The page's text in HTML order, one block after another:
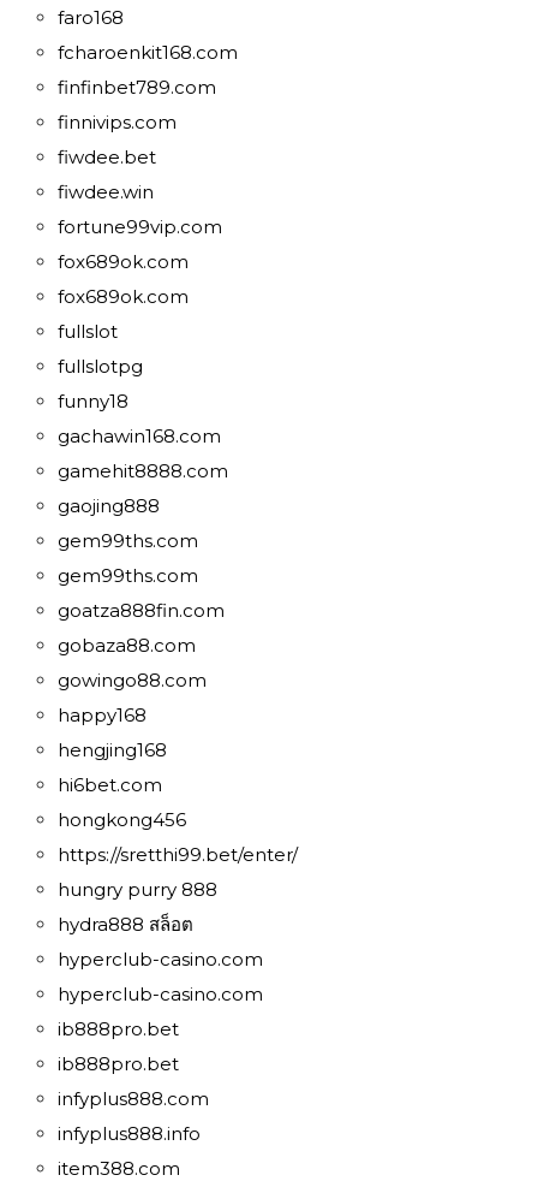
faro168
fcharoenkit168.com
finfinbet789.com
finnivips.com
fiwdee.bet
fiwdee.win
fortune99vip.com
fox689ok.com
fox689ok.com
fullslot
fullslotpg
funny18
gachawin168.com
gamehit8888.com
gaojing888
gem99ths.com
gem99ths.com
goatza888fin.com
gobaza88.com
gowingo88.com
happy168
hengjing168
hi6bet.com
hongkong456
https://sretthi99.bet/enter/
hungry purry 888
hydra888 สล็อต
hyperclub-casino.com
hyperclub-casino.com
ib888pro.bet
ib888pro.bet
infyplus888.com
infyplus888.info
item388.com